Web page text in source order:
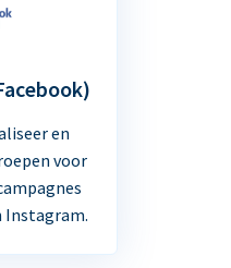
en
voor
Instagram.